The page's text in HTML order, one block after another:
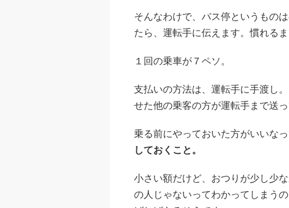
そんなわけで、バス停というもの
たら、運転手に伝えます。慣れる
１回の乗車が７ペソ。
支払いの方法は、運転手に手渡し
せた他の乗客の方が運転手まで送っ
乗る前にやっておいた方がいいなっ
しておくこと。
小さい額だけど、おつりが少し少
の人じゃないってわかってしまう